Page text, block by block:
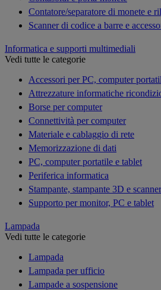
Contatore/separatore di monete e
Scanner di codice a barre e
Informatica e supporti multimediali
Vedi tutte le categorie
Accessori per PC, computer
Attrezzature informatiche
Borse per computer
Connettività per computer
Materiale e cablaggio di rete
Memorizzazione di dati
PC, computer portatile e tablet
Periferica informatica
Stampante, stampante 3D e scanner
Supporto per monitor, PC e tablet
Lampada
Vedi tutte le categorie
Lampada
Lampada per ufficio
Lampade a sospensione